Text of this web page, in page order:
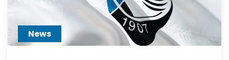
Sarri
News